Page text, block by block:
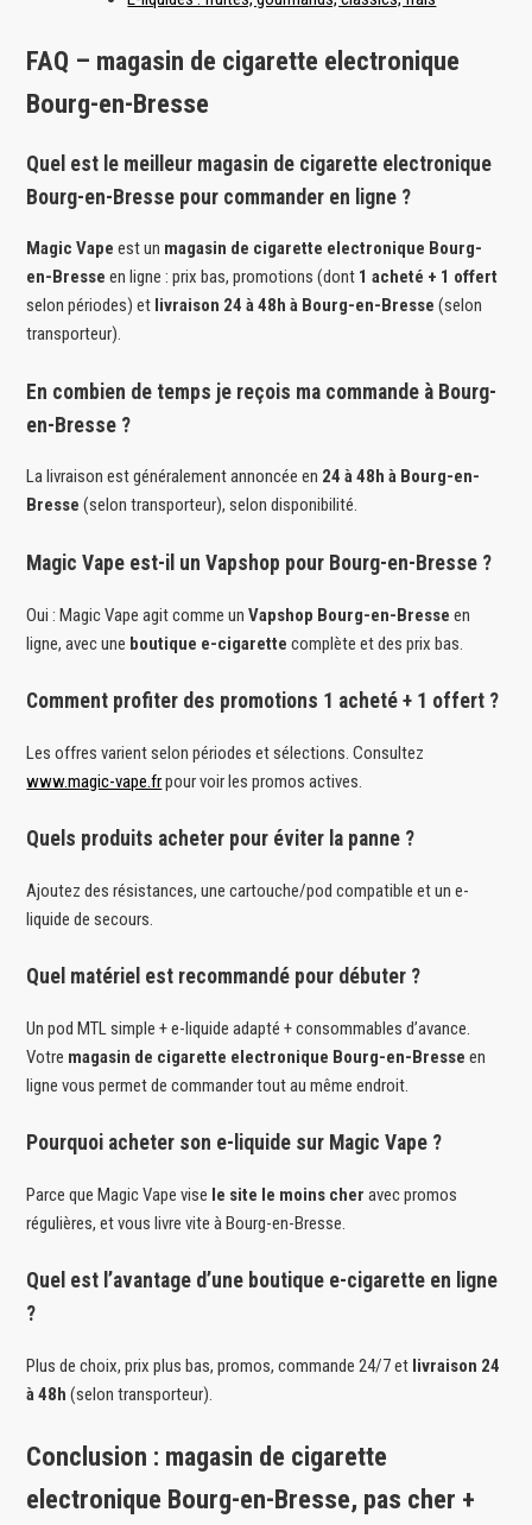
FAQ – magasin de cigarette electronique
Bourg-en-Bresse
Quel est le meilleur magasin de cigarette electronique
Bourg-en-Bresse pour commander en ligne ?
Magic Vape est un magasin de cigarette electronique Bourg-
en-Bresse en ligne : prix bas, promotions (dont 1 acheté + 1 offert
selon périodes) et livraison 24 à 48h à Bourg-en-Bresse (selon
transporteur).
En combien de temps je reçois ma commande à Bourg-
en-Bresse ?
La livraison est généralement annoncée en 24 à 48h à Bourg-en-
Bresse (selon transporteur), selon disponibilité.
Magic Vape est-il un Vapshop pour Bourg-en-Bresse ?
Oui : Magic Vape agit comme unVapshop Bourg-en-Bresse en
ligne, avec une boutique e-cigarette complète et des prix bas.
Comment profiter des promotions 1 acheté + 1 offert ?
Les offres varient selon périodes et sélections. Consultez
www.magic-vape.frpour voir les promos actives.
Quels produits acheter pour éviter la panne ?
Ajoutez des résistances, une cartouche/pod compatible et un e-
liquide de secours.
Quel matériel est recommandé pour débuter ?
Un pod MTL simple + e-liquide adapté + consommables d’avance.
Votre magasin de cigarette electronique Bourg-en-Bresse en
ligne vous permet de commander tout au même endroit.
Pourquoi acheter son e-liquide sur Magic Vape ?
Parce que Magic Vape vise le site le moins cher avec promos
régulières, et vous livre vite à Bourg-en-Bresse.
Quel est l’avantage d’une boutique e-cigarette en ligne
?
Plus de choix, prix plus bas, promos, commande 24/7 et livraison 24
à 48h (selon transporteur).
Conclusion : magasin de cigarette
electronique Bourg-en-Bresse, pas cher +